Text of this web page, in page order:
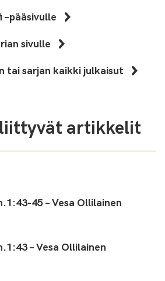
sivulle
tai sarjan kaikki julkaisut
liittyvät artikkelit
45 – Vesa Ollilainen
– Vesa Ollilainen